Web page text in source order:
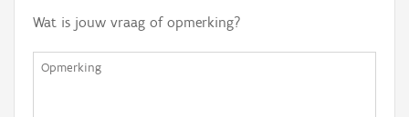
Wat is jouw vraag of opmerking?